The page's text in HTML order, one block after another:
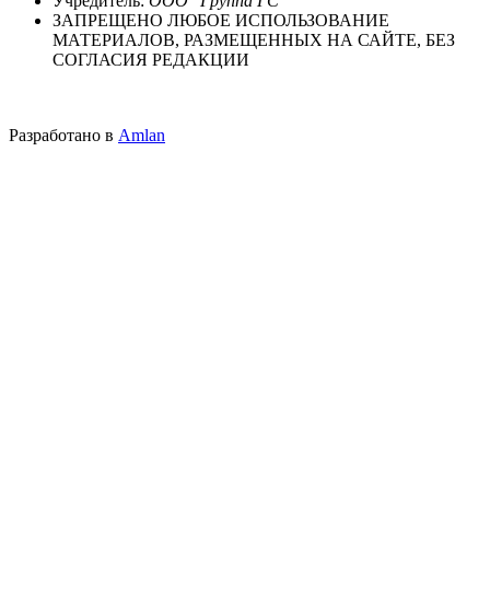
ЗАПРЕЩЕНО ЛЮБОЕ ИСПОЛЬЗОВАНИЕ
МАТЕРИАЛОВ, РАЗМЕЩЕННЫХ НА САЙТЕ, БЕЗ
СОГЛАСИЯ РЕДАКЦИИ
Разработано в Amlan